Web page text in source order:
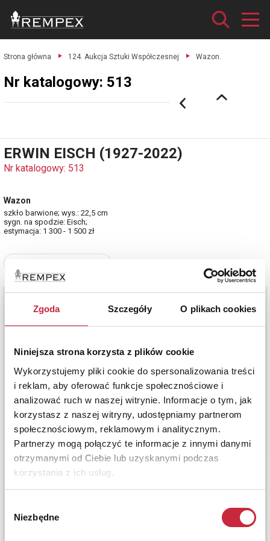
Zgoda Szczegóły O plikach cookies
Niniejsza strona korzysta z plików cookie
Wykorzystujemy pliki cookie do spersonalizowania treści
i reklam, aby oferować funkcje społecznościowe i
analizować ruch w naszej witrynie. Informacje o tym, jak
korzystasz z naszej witryny, udostępniamy partnerom
społecznościowym, reklamowym i analitycznym.
Partnerzy mogą połączyć te informacje z innymi danymi
otrzymanymi od Ciebie lub uzyskanymi podczas
korzystania z ich usług.
zgody
Niezbędne
Strona główna 124. Aukcja Sztuki Współczesnej Wazon.
Nr katalogowy: 513
ERWIN EISCH (1927-2022)
Nr katalogowy: 513
Wazon
szkło barwione; wys.: 22,5 cm
sygn. na spodzie: Eisch;
estymacja: 1 300 - 1 500 zł